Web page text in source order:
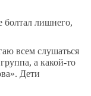
лишнего,
всем слушаться
а какой-то
Дети